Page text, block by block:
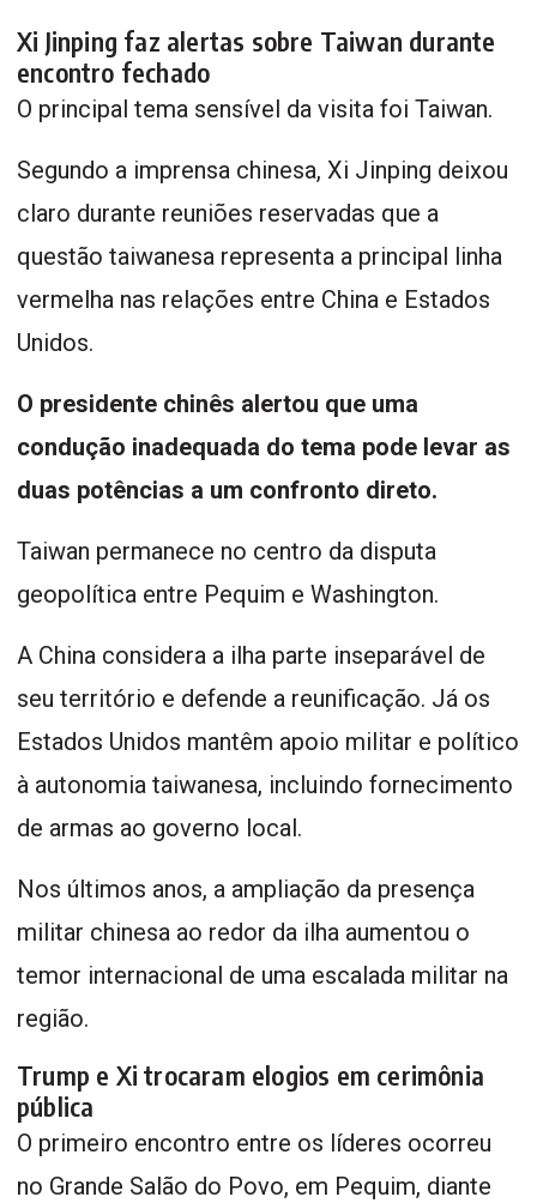
Xi Jinping faz alertas sobre Taiwan durante
encontro fechado
O principal tema sensível da visita foi Taiwan.
Segundo a imprensa chinesa, Xi Jinping deixou
claro durante reuniões reservadas que a
questão taiwanesa representa a principal linha
vermelha nas relações entre China e Estados
Unidos.
O presidente chinês alertou que uma
condução inadequada do tema pode levar as
duas potências a um confronto direto.
Taiwan permanece no centro da disputa
geopolítica entre Pequim e Washington.
A China considera a ilha parte inseparável de
seu território e defende a reunificação. Já os
Estados Unidos mantêm apoio militar e político
à autonomia taiwanesa, incluindo fornecimento
de armas ao governo local.
Nos últimos anos, a ampliação da presença
militar chinesa ao redor da ilha aumentou o
temor internacional de uma escalada militar na
região.
Trump e Xi trocaram elogios em cerimônia
pública
O primeiro encontro entre os líderes ocorreu
no Grande Salão do Povo, em Pequim, diante